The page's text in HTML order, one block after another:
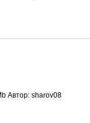
Автор: sharov08